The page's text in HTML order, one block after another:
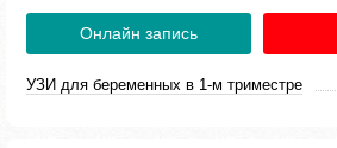
Онлайн запись
УЗИ для беременных в 1-м триместре